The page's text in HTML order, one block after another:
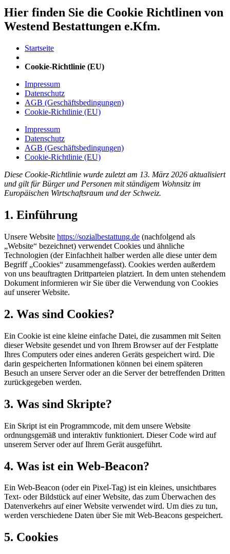
Hier finden Sie die Cookie Richtlinen von
Westend Bestattungen e.Kfm.
Startseite
Cookie-Richtlinie (EU)
Impressum
Datenschutz
AGB (Geschäftsbedingungen)
Cookie-Richtlinie (EU)
Impressum
Datenschutz
AGB (Geschäftsbedingungen)
Cookie-Richtlinie (EU)
Diese Cookie-Richtlinie wurde zuletzt am 13. März 2026 aktualisiert
und gilt für Bürger und Personen mit ständigem Wohnsitz im
Europäischen Wirtschaftsraum und der Schweiz.
1. Einführung
Unsere Website https://sozialbestattung.de (nachfolgend als
„Website“ bezeichnet) verwendet Cookies und ähnliche
Technologien (der Einfachheit halber werden alle diese unter dem
Begriff „Cookies“ zusammengefasst). Cookies werden außerdem
von uns beauftragten Drittparteien platziert. In dem unten stehendem
Dokument informieren wir Sie über die Verwendung von Cookies
auf unserer Website.
2. Was sind Cookies?
Ein Cookie ist eine kleine einfache Datei, die zusammen mit Seiten
dieser Website gesendet und von Ihrem Browser auf der Festplatte
Ihres Computers oder eines anderen Geräts gespeichert wird. Die
darin gespeicherten Informationen können bei einem späteren
Besuch an unsere Server oder an die Server der betreffenden Dritten
zurückgegeben werden.
3. Was sind Skripte?
Ein Skript ist ein Programmcode, mit dem unsere Website
ordnungsgemäß und interaktiv funktioniert. Dieser Code wird auf
unserem Server oder auf Ihrem Gerät ausgeführt.
4. Was ist ein Web-Beacon?
Ein Web-Beacon (oder ein Pixel-Tag) ist ein kleines, unsichtbares
Text- oder Bildstück auf einer Website, das zum Überwachen des
Datenverkehrs auf einer Website verwendet wird. Um dies zu tun,
werden verschiedene Daten über Sie mit Web-Beacons gespeichert.
5. Cookies